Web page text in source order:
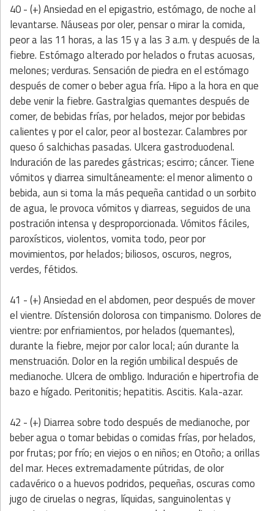
40 - (+) Ansiedad en el epigastrio, estómago, de noche al
levantarse. Náuseas por oler, pensar o mirar la comida,
peor a las 11 horas, a las 15 y a las 3 a.m. y después de la
fiebre. Estómago alterado por helados o frutas acuosas,
melones; verduras. Sensación de piedra en el estómago
después de comer o beber agua fría. Hipo a la hora en que
debe venir la fiebre. Gastralgias quemantes después de
comer, de bebidas frías, por helados, mejor por bebidas
calientes y por el calor, peor al bostezar. Calambres por
queso ó salchichas pasadas. Ulcera gastroduodenal.
Induración de las paredes gástricas; escirro; cáncer. Tiene
vómitos y diarrea simultáneamente: el menor alimento o
bebida, aun si toma la más pequeña cantidad o un sorbito
de agua, le provoca vómitos y diarreas, seguidos de una
postración intensa y desproporcionada. Vómitos fáciles,
paroxísticos, violentos, vomita todo, peor por
movimientos, por helados; biliosos, oscuros, negros,
verdes, fétidos.
41 - (+) Ansiedad en el abdomen, peor después de mover
el vientre. Dístensión dolorosa con timpanismo. Dolores de
vientre: por enfriamientos, por helados (quemantes),
durante la fiebre, mejor por calor local; aún durante la
menstruación. Dolor en la región umbilical después de
medianoche. Ulcera de ombligo. Induración e hipertrofia de
bazo e hígado. Peritonitis; hepatitis. Ascitis. Kala-azar.
42 - (+) Diarrea sobre todo después de medianoche, por
beber agua o tomar bebidas o comidas frías, por helados,
por frutas; por frío; en viejos o en niños; en Otoño; a orillas
del mar. Heces extremadamente pútridas, de olor
cadavérico o a huevos podridos, pequeñas, oscuras como
jugo de ciruelas o negras, líquidas, sanguinolentas y